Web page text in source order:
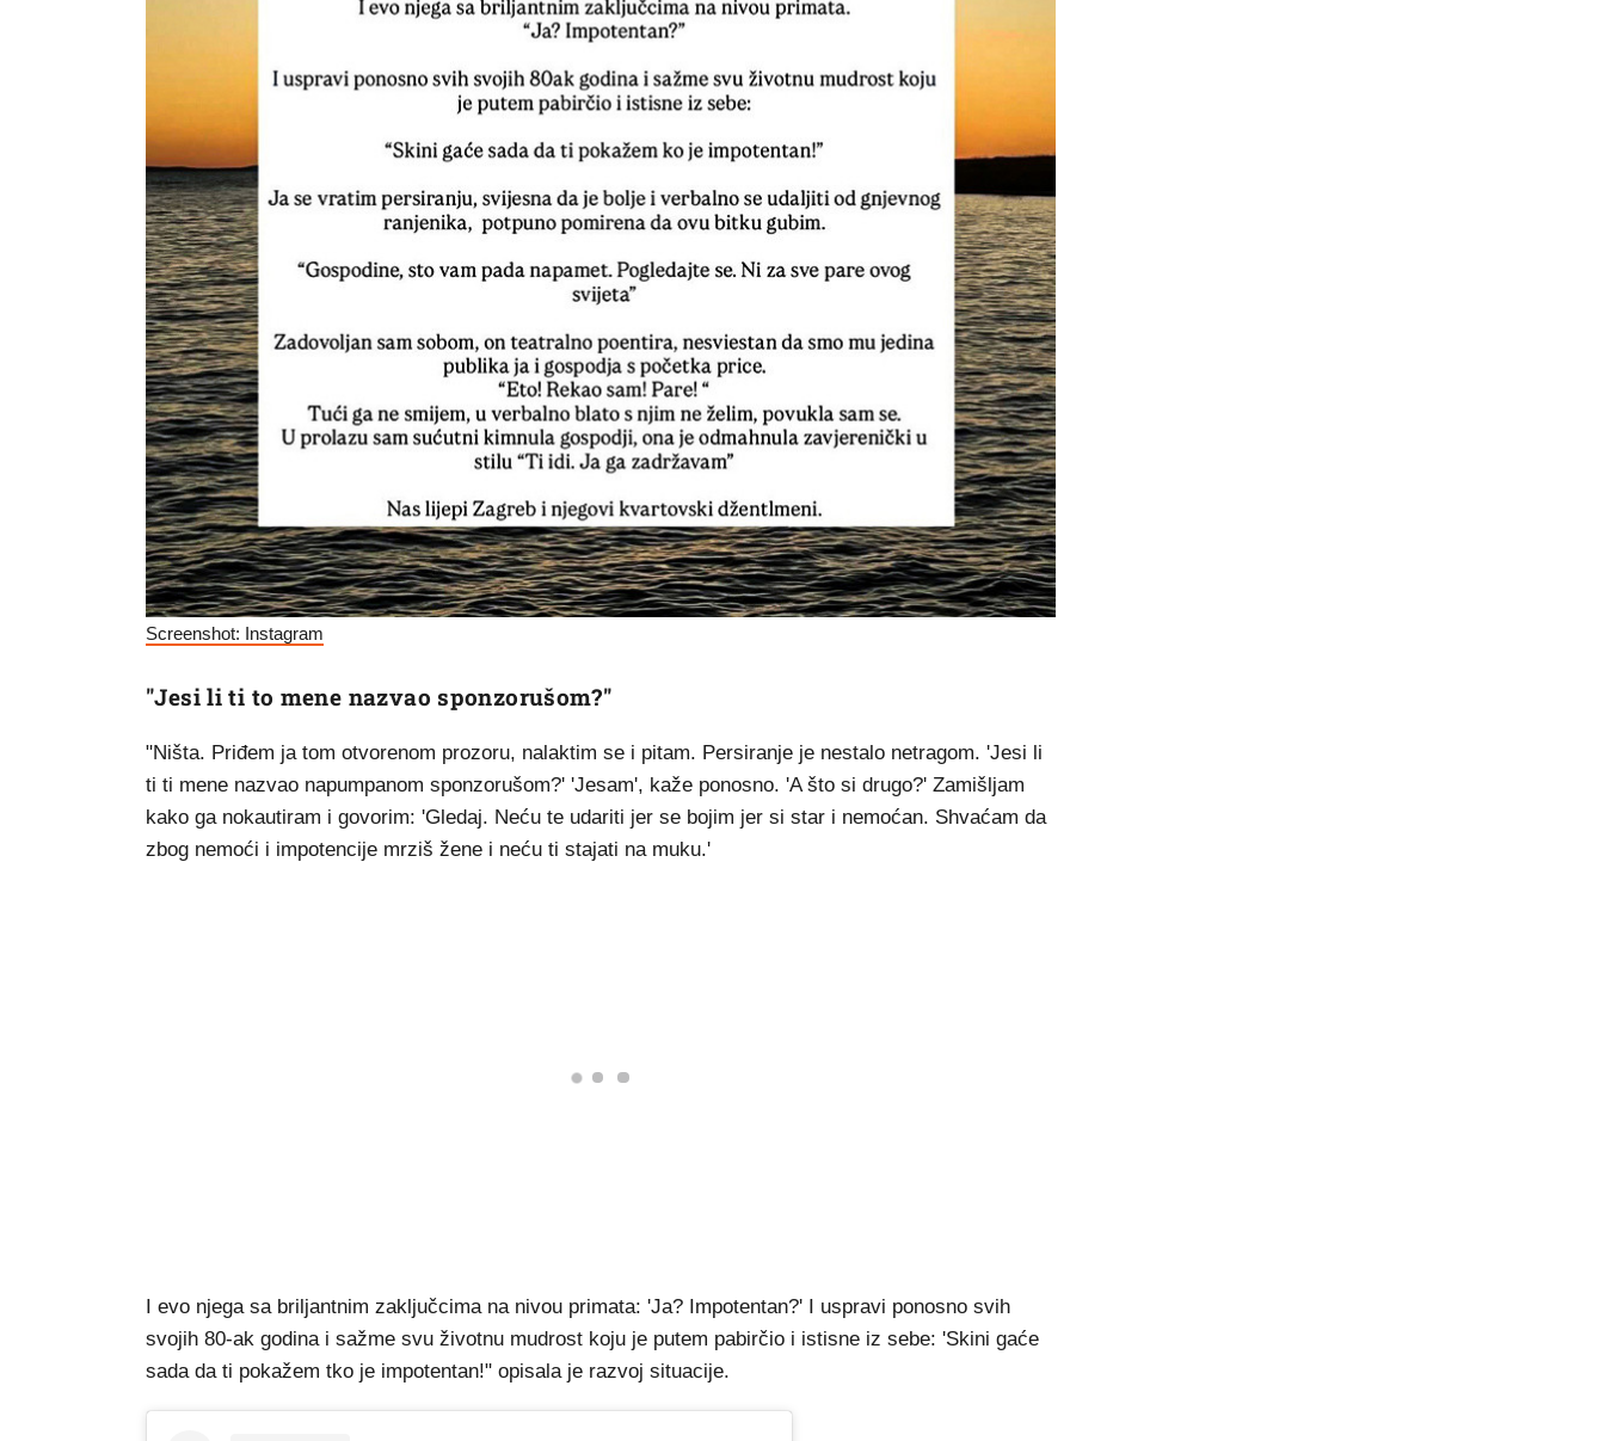
Screenshot: Instagram
"Jesi li ti to mene nazvao sponzorušom?"
"Ništa. Priđem ja tom otvorenom prozoru, nalaktim se i pitam. Persiranje je nestalo netragom. 'Jesi li
ti ti mene nazvao napumpanom sponzorušom?' 'Jesam', kaže ponosno. 'A što si drugo?' Zamišljam
kako ga nokautiram i govorim: 'Gledaj. Neću te udariti jer se bojim jer si star i nemoćan. Shvaćam da
zbog nemoći i impotencije mrziš žene i neću ti stajati na muku.'
I evo njega sa briljantnim zaključcima na nivou primata: 'Ja? Impotentan?' I uspravi ponosno svih
svojih 80-ak godina i sažme svu životnu mudrost koju je putem pabirčio i istisne iz sebe: 'Skini gaće
sada da ti pokažem tko je impotentan!" opisala je razvoj situacije.